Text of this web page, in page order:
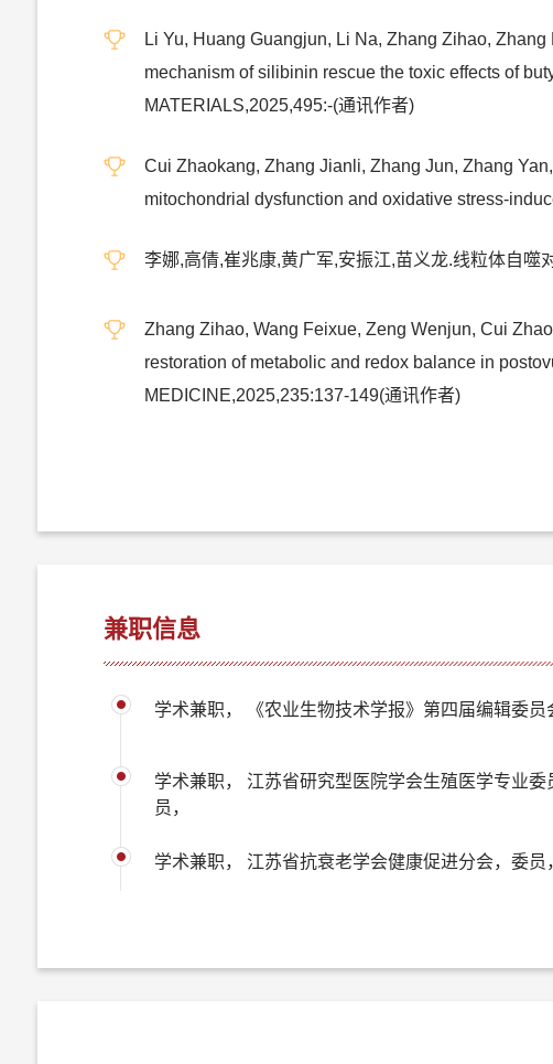
Li Yu, Huang Guangjun, Li Na, Zhang Zihao,
mechanism of silibinin rescue the toxic effects of
MATERIALS,2025,495:-(通讯作者)
Cui Zhaokang, Zhang Jianli, Zhang Jun, Zhang
mitochondrial dysfunction and oxidative stress-
李娜,高倩,崔兆康,黄广军,安振江,苗义龙.线粒体自
Zhang Zihao, Wang Feixue, Zeng Wenjun, Cui
restoration of metabolic and redox balance in
MEDICINE,2025,235:137-149(通讯作者)
兼职信息
学术兼职， 《农业生物技术学报》第四届编辑委员
学术兼职， 江苏省研究型医院学会生殖医学专业委
员，
学术兼职， 江苏省抗衰老学会健康促进分会，委员